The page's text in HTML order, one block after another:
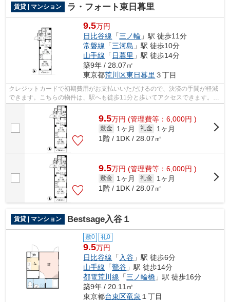
賃貸 | マンション ラ・フォート東日暮里
9.5万円
日比谷線 「三ノ輪 」駅 徒歩11分
常磐線 「三河島 」駅 徒歩10分
山手線 「 日暮里 」駅 徒歩14分
築9年 / 28.07㎡
東京都荒川区東日暮里 ３丁目
クレジットカードで初期費用がお支払いいただけるので、決済の手間が軽減
できます。こちらの物件は、駅へも徒歩11分と歩いてアクセスできます。
2017年築の物件です。2駅利用可能な物件...
9.5万円 (管理費等：6,000円 )
敷金 1ヶ月 礼金
1ヶ月
1階 / 1DK / 28.07㎡
9.5万円 (管理費等：6,000円 )
敷金 1ヶ月 礼金
1ヶ月
1階 / 1DK / 28.07㎡
賃貸 | マンション Bestsage入谷１
敷0 礼0
9.5万円
日比谷線 「 入谷 」駅 徒歩6分
山手線 「鶯谷 」駅 徒歩14分
都電荒川線 「三ノ輪橋 」駅 徒歩16分
築9年 / 20.11㎡
東京都台東区竜泉 １丁目